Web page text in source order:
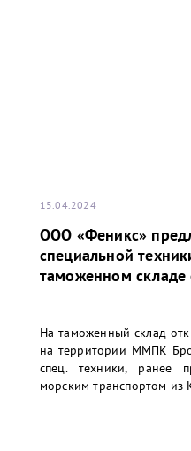
15.04.2024
ООО «Феникс»
специальной
таможенном складе
На таможенный склад
на территории ММПК
спец. техники, ранее
морским транспортом из